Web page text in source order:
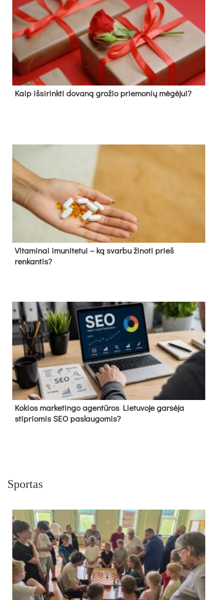
Kaip išsirinkti dovaną grožio priemonių mėgėjui?
Vitaminai imunitetui – ką svarbu žinoti prieš
renkantis?
Kokios marketingo agentūros Lietuvoje garsėja
stipriomis SEO paslaugomis?
Sportas